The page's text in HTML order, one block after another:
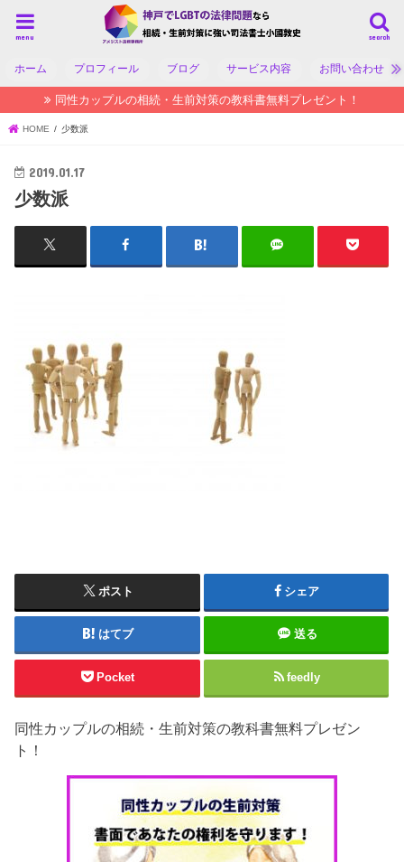
search
menu
ホーム プロフィール ブログ サービス内容 お問い合わせ
同性カップルの相続・生前対策の教科書無料プレゼント！
HOME 少数派
2019.01.17
少数派
ポスト シェア
はてブ 送る
Pocket feedly
同性カップルの相続・生前対策の教科書無料プレゼン
ト！